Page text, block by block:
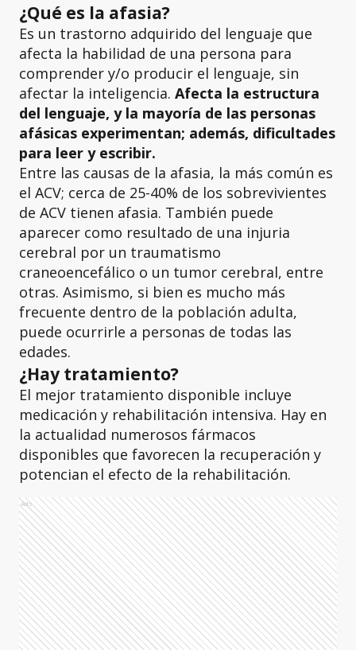
¿Qué es la afasia?
Es un trastorno adquirido del lenguaje que
afecta la habilidad de una persona para
comprender y/o producir el lenguaje, sin
afectar la inteligencia. Afecta la estructura
del lenguaje, y la mayoría de las personas
afásicas experimentan; además, dificultades
para leer y escribir.
Entre las causas de la afasia, la más común es
el ACV; cerca de 25-40% de los sobrevivientes
de ACV tienen afasia. También puede
aparecer como resultado de una injuria
cerebral por un traumatismo
craneoencefálico o un tumor cerebral, entre
otras. Asimismo, si bien es mucho más
frecuente dentro de la población adulta,
puede ocurrirle a personas de todas las
edades.
¿Hay tratamiento?
El mejor tratamiento disponible incluye
medicación y rehabilitación intensiva. Hay en
la actualidad numerosos fármacos
disponibles que favorecen la recuperación y
potencian el efecto de la rehabilitación.
Ads